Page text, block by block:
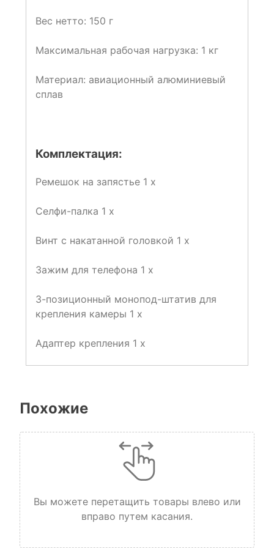
Вес нетто: 150 г
Максимальная рабочая нагрузка: 1 кг
Материал: авиационный алюминиевый
сплав
Комплектация:
Ремешок на запястье 1 x
Селфи-палка 1 х
Винт с накатанной головкой 1 x
Зажим для телефона 1 x
3-позиционный монопод-штатив для
крепления камеры 1 x
Адаптер крепления 1 x
Похожие
Вы можете перетащить товары влево или
вправо путем касания.